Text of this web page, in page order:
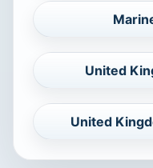
United
United